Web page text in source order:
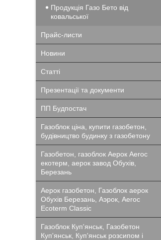
Продукція Газо Бето від
ковальської
Прайс-листи
Новини
Статті
Презентації та документи
ПП Будпостач
Газоблок ціна, купити газобетон,
будівництво будинку з газобетону
Газобетон, газоблок Аерок Aeroc
екотерм, аерок завод Обухів,
Березань
Аерок газобетон, Газоблок аерок
Обухів Березань, Аэрок, Aeroc
Ecoterm Classic
Газоблок Куп'янськ, Газобетон
Куп'янськ, Куп'янськ розсипом і